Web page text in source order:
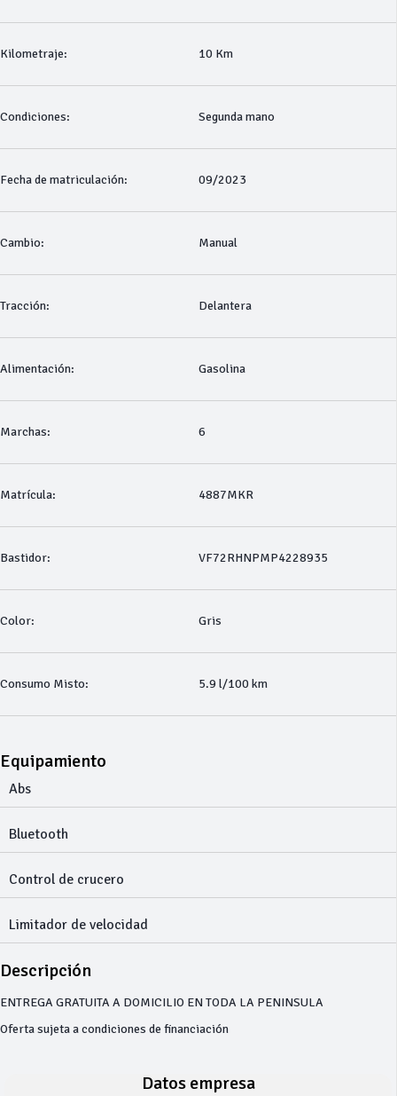
Kilometraje: 10 Km
Condiciones: Segunda mano
Fecha de matriculación: 09/2023
Cambio: Manual
Tracción: Delantera
Alimentación: Gasolina
Marchas: 6
Matrícula: 4887MKR
Bastidor: VF72RHNPMP4228935
Color: Gris
Consumo Misto: 5.9 l/100 km
Equipamiento
Abs
Bluetooth
Control de crucero
Limitador de velocidad
Descripción
ENTREGA GRATUITA A DOMICILIO EN TODA LA PENINSULA
Oferta sujeta a condiciones de financiación
Datos empresa